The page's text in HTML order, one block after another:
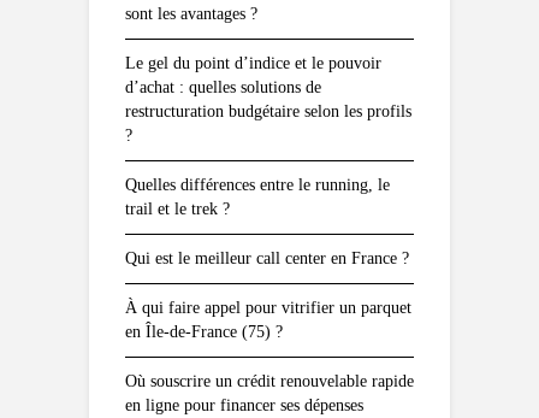
sont les avantages ?
Le gel du point d’indice et le pouvoir
d’achat : quelles solutions de
restructuration budgétaire selon les profils
?
Quelles différences entre le running, le
trail et le trek ?
Qui est le meilleur call center en France ?
À qui faire appel pour vitrifier un parquet
en Île-de-France (75) ?
Où souscrire un crédit renouvelable rapide
en ligne pour financer ses dépenses